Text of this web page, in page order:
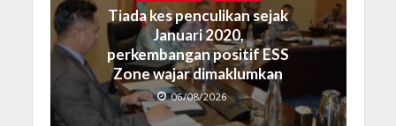
Tiada kes penculikan sejak
Januari 2020,
perkembangan positif ESS
Zone wajar dimaklumkan
06/08/2026